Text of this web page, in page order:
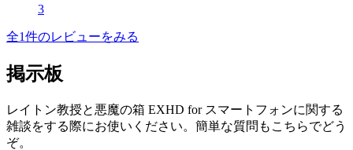
3
全1件のレビューをみる
掲示板
レイトン教授と悪魔の箱 EXHD for スマートフォンに関する
雑談をする際にお使いください。簡単な質問もこちらでどう
ぞ。